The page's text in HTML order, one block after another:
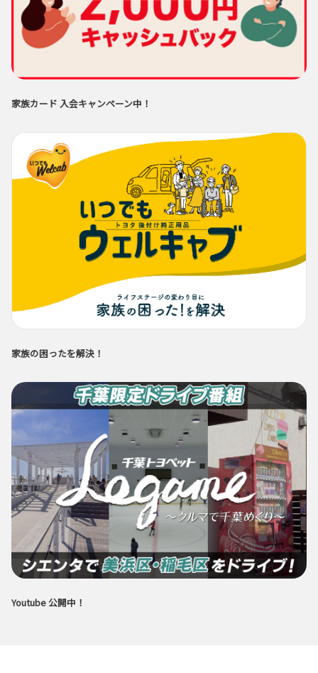
家族カード 入会キャンペーン中！
家族の困ったを解決！
Youtube 公開中！